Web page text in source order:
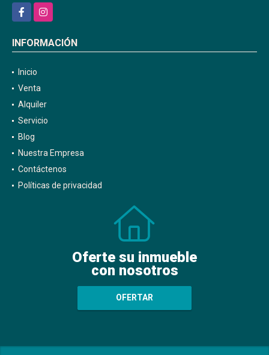
FacebookInstagram
INFORMACIÓN
Inicio
Venta
Alquiler
Servicio
Blog
Nuestra Empresa
Contáctenos
Políticas de privacidad
Oferte su inmueble
con nosotros
OFERTAR